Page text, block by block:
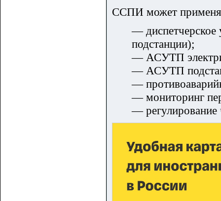
ССПИ может
— диспетчерское
подстанции);
— АСУТП
— АСУТП
—
— мониторинг
— регулирование